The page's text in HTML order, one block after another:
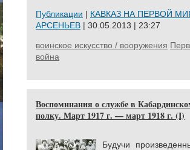
Публикации | КАВКАЗ НА ПЕРВОЙ
АРСЕНЬЕВ | 30.05.2013 | 23:27
воинское искусство / вооружения
война
Воспоминания о службе в
полку. Март 1917 г. — март 1918 г. (I)
Будучи